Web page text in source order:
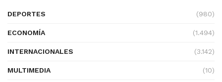
DEPORTES (980)
ECONOMÍA (1.494)
INTERNACIONALES (3.142)
MULTIMEDIA (10)